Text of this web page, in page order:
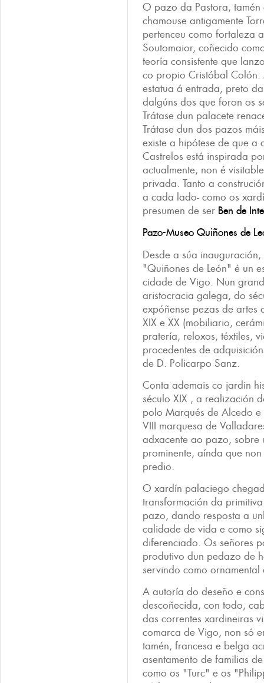
O pazo da Pastora,
chamouse antigamente
pertenceu como fortaleza
Soutomaior, coñecido
teoría consistente que
co propio Cristóbal
estatua á entrada, preto
dalgúns dos que foron os
Trátase dun palacete
Trátase dun dos pazos
existe a hipótese de que a
Castrelos está inspirada
actualmente, non é
privada. Tanto a
a cada lado- como os
presumen de ser Ben de
Pazo-Museo Quiñones de
Desde a súa
"Quiñones de León" é un
cidade de Vigo. Nun
aristocracia galega, do
expóñense pezas de artes
XIX e XX (mobiliario,
pratería, reloxos, téxtiles,
procedentes de
de D. Policarpo Sanz.
Conta ademais co jardin
século XIX , a realización
polo Marqués de Alcedo
VIII marquesa de
adxacente ao pazo, sobre
prominente, aínda que
predio.
O xardín palaciego
transformación da
pazo, dando resposta a
calidade de vida e como
diferenciado. Os señores
produtivo dun pedazo de
servindo como ornamental
A autoría do deseño e
descoñecida, con todo,
das correntes xardineiras
comarca de Vigo, non só
tamén, francesa e belga
asentamento de familias
como os "Turc" e os